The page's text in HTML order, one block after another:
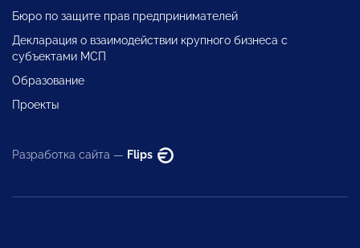
Бюро по защите прав предпринимателей
Декларация о взаимодействии крупного бизнеса с
субъектами МСП
Образование
Проекты
Разработка сайта — Flips